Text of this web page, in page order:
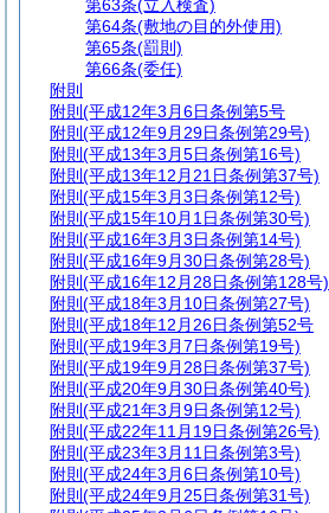
第63条(立入検査)
第64条(敷地の目的外使用)
第65条(罰則)
第66条(委任)
附則
附則 (平成12年3月6日条例第5号
附則 (平成12年9月29日条例第29号)
附則 (平成13年3月5日条例第16号)
附則 (平成13年12月21日条例第37号)
附則 (平成15年3月3日条例第12号)
附則 (平成15年10月1日条例第30号)
附則 (平成16年3月3日条例第14号)
附則 (平成16年9月30日条例第28号)
附則 (平成16年12月28日条例第128号)
附則 (平成18年3月10日条例第27号)
附則 (平成18年12月26日条例第52号
附則 (平成19年3月7日条例第19号)
附則 (平成19年9月28日条例第37号)
附則 (平成20年9月30日条例第40号)
附則 (平成21年3月9日条例第12号)
附則 (平成22年11月19日条例第26号)
附則 (平成23年3月11日条例第3号)
附則 (平成24年3月6日条例第10号)
附則 (平成24年9月25日条例第31号)